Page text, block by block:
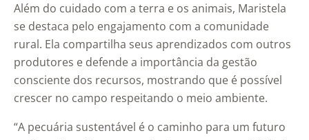
Além do cuidado com a terra e os animais, Maristela
se destaca pelo engajamento com a comunidade
rural. Ela compartilha seus aprendizados com outros
produtores e defende a importância da gestão
consciente dos recursos, mostrando que é possível
crescer no campo respeitando o meio ambiente.
“A pecuária sustentável é o caminho para um futuro